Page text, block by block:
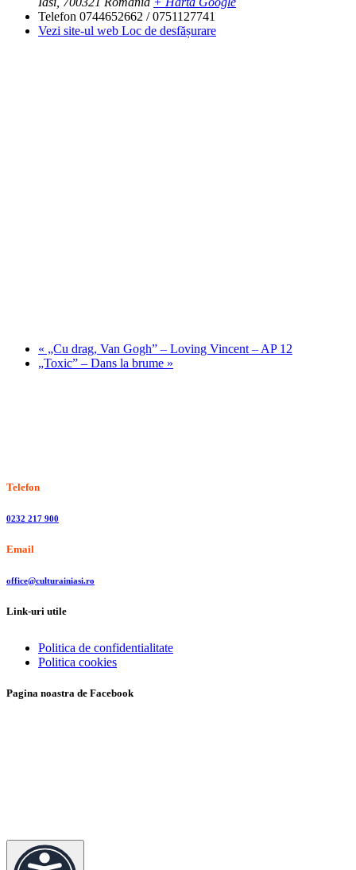
Telefon 0744652662 / 0751127741
Vezi site-ul web Loc de desfășurare
« „Cu drag, Van Gogh” – Loving Vincent – AP 12
„Toxic” – Dans la brume »
Telefon
0232 217 900
Email
office@culturainiasi.ro
Link-uri utile
Politica de confidentialitate
Politica cookies
Pagina noastra de Facebook